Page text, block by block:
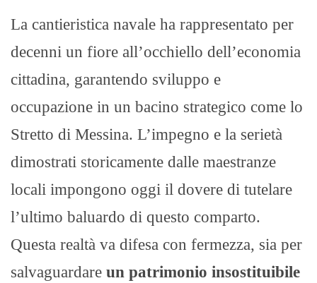
La cantieristica navale ha rappresentato per
decenni un fiore all’occhiello dell’economia
cittadina, garantendo sviluppo e
occupazione in un bacino strategico come lo
Stretto di Messina. L’impegno e la serietà
dimostrati storicamente dalle maestranze
locali impongono oggi il dovere di tutelare
l’ultimo baluardo di questo comparto.
Questa realtà va difesa con fermezza, sia per
salvaguardare un patrimonio insostituibile